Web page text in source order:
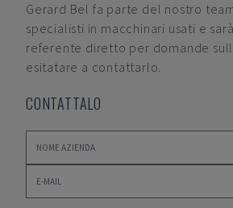
Gerard Bel fa parte del nostro
specialisti in macchinari usati e
referente diretto per domande
esitatare a contattarlo.
CONTATTALO